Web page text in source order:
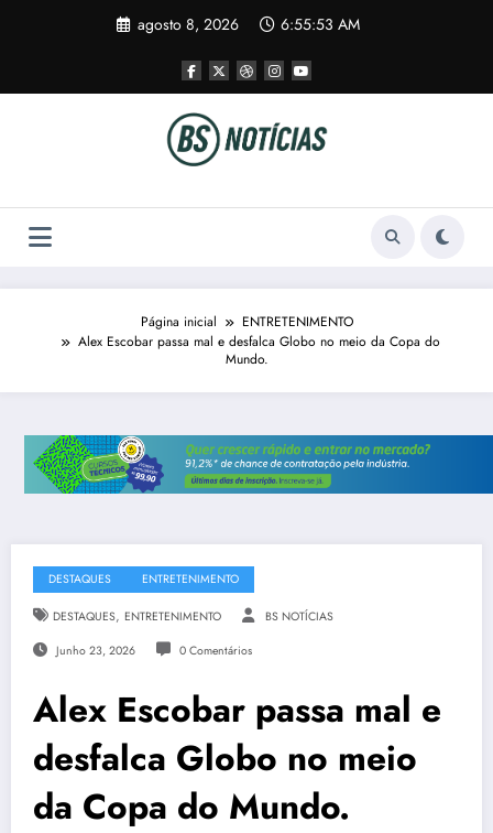
agosto 8, 2026 6:55:53 AM
Página inicial
ENTRETENIMENTO
Alex Escobar passa mal e desfalca Globo no meio da Copa do
Mundo.
DESTAQUES ENTRETENIMENTO
DESTAQUES, ENTRETENIMENTO BS NOTÍCIAS
Junho 23, 2026 0 Comentários
Alex Escobar passa mal e
desfalca Globo no meio
da Copa do Mundo.